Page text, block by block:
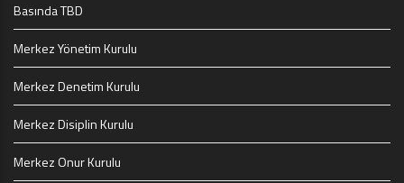
Basında TBD
Merkez Yönetim Kurulu
Merkez Denetim Kurulu
Merkez Disiplin Kurulu
Merkez Onur Kurulu